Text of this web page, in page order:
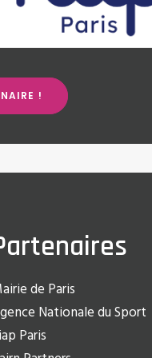
!
de Paris
Nationale du Sport
Paris